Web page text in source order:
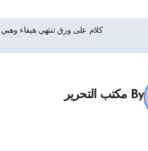
كلام على ورق تنتهي هيفاء
By مكتب التحرير